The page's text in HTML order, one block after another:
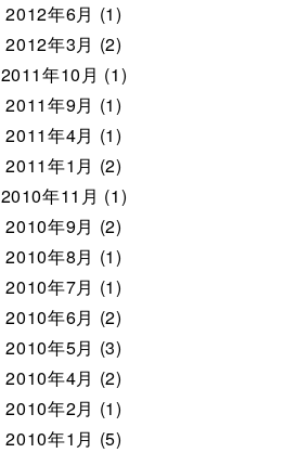
2012年6月 (1)
2012年3月 (2)
2011年10月 (1)
2011年9月 (1)
2011年4月 (1)
2011年1月 (2)
2010年11月 (1)
2010年9月 (2)
2010年8月 (1)
2010年7月 (1)
2010年6月 (2)
2010年5月 (3)
2010年4月 (2)
2010年2月 (1)
2010年1月 (5)